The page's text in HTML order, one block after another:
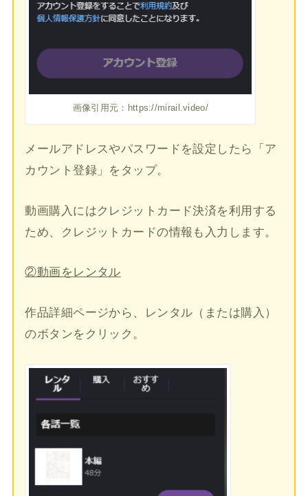
画像引用元：https://mirail.video/
メールアドレスやパスワードを設定したら「ア
カウント登録」をタップ。
動画購入にはクレジットカード決済を利用する
ため、クレジットカードの情報も入力します。
②動画をレンタル
作品詳細ページから、レンタル（または購入）
のボタンをクリック。